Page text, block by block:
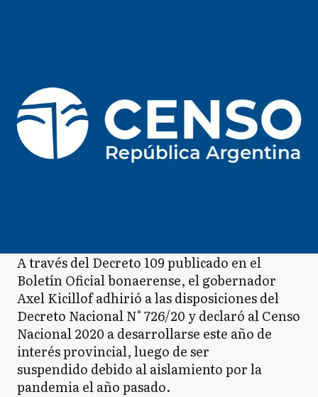
A través del Decreto 109 publicado en el
Boletín Oficial bonaerense, el gobernador
Axel Kicillof adhirió a las disposiciones del
Decreto Nacional N° 726/20 y declaró al Censo
Nacional 2020 a desarrollarse este año de
interés provincial, luego de ser
suspendido debido al aislamiento por la
pandemia el año pasado.